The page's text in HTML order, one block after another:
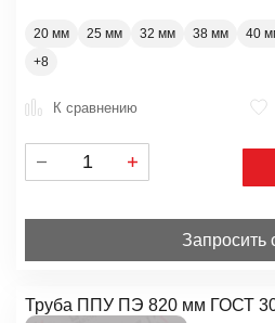
20 мм 25 мм 32 мм 38 мм 40
К сравнению
Запросить
Труба ППУ ПЭ 820 мм ГОСТ